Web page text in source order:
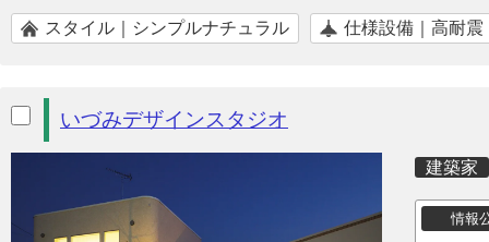
スタイル｜シンプルナチュラル 仕様設備｜高耐震
いづみデザインスタジオ
建築家
情報